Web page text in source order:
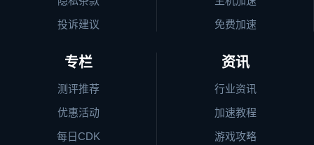
投诉建议
免费加速
专栏
测评推荐
优惠活动
每日CDK
资讯
行业资讯
加速教程
游戏攻略